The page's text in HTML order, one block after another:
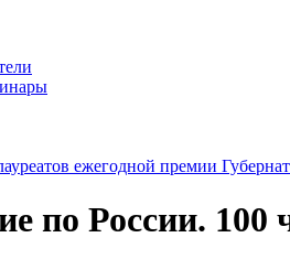
ежегодной премии
по России. 100